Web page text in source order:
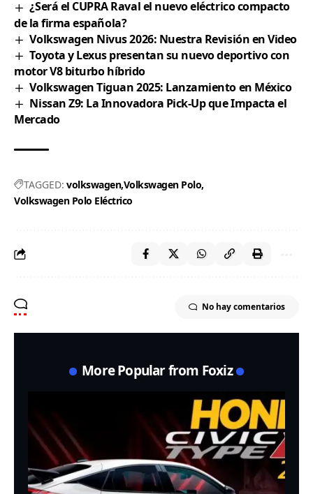
¿Será el CUPRA Raval el nuevo eléctrico compacto
de la firma española?
Volkswagen Nivus 2026: Nuestra Revisión en Video
Toyota y Lexus presentan su nuevo deportivo con
motor V8 biturbo híbrido
Volkswagen Tiguan 2025: Lanzamiento en México
Nissan Z9: La Innovadora Pick-Up que Impacta el
Mercado
TAGGED: volkswagen Volkswagen Polo
Volkswagen Polo Eléctrico
No hay comentarios
More Popular from Foxiz